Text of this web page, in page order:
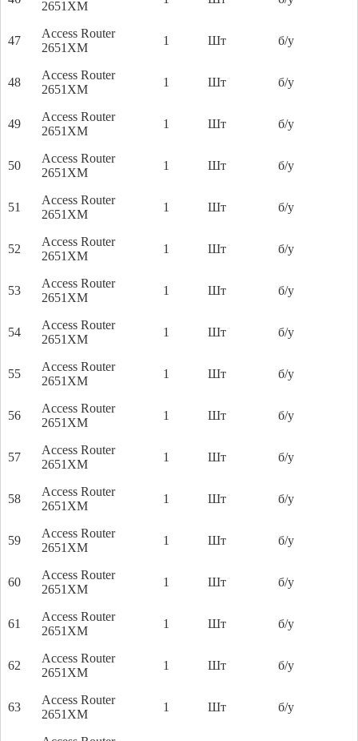
2651XM
47
Access Router
2651XM
1 Шт б/у
48
Access Router
2651XM
1 Шт б/у
49
Access Router
2651XM
1 Шт б/у
50
Access Router
2651XM
1 Шт б/у
51
Access Router
2651XM
1 Шт б/у
52
Access Router
2651XM
1 Шт б/у
53
Access Router
2651XM
1 Шт б/у
54
Access Router
2651XM
1 Шт б/у
55
Access Router
2651XM
1 Шт б/у
56
Access Router
2651XM
1 Шт б/у
57
Access Router
2651XM
1 Шт б/у
58
Access Router
2651XM
1 Шт б/у
59
Access Router
2651XM
1 Шт б/у
60
Access Router
2651XM
1 Шт б/у
61
Access Router
2651XM
1 Шт б/у
62
Access Router
2651XM
1 Шт б/у
63
Access Router
2651XM
1 Шт б/у